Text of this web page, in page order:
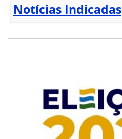
Notícias Indicadas